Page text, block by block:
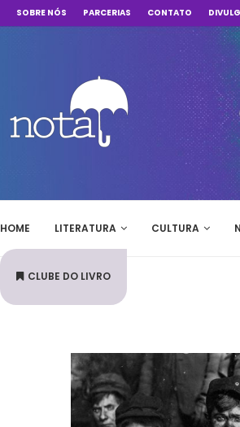
SOBRE NÓS PARCERIAS CONTATO
HOME LITERATURA CULTURA
CLUBE DO LIVRO